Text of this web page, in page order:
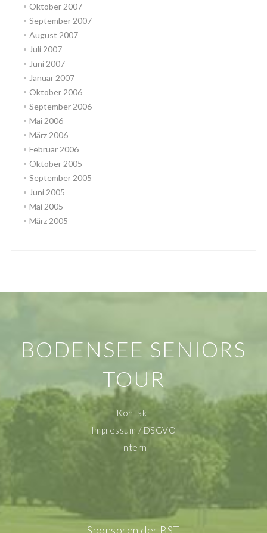
Oktober 2007
September 2007
August 2007
Juli 2007
Juni 2007
Januar 2007
Oktober 2006
September 2006
Mai 2006
März 2006
Februar 2006
Oktober 2005
September 2005
Juni 2005
Mai 2005
März 2005
BODENSEE SENIORS
TOUR
Kontakt
Impressum / DSGVO
Intern
Sponsoren der BST